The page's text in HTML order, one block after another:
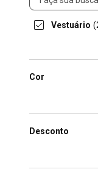
Vestuário
Cor
Desconto